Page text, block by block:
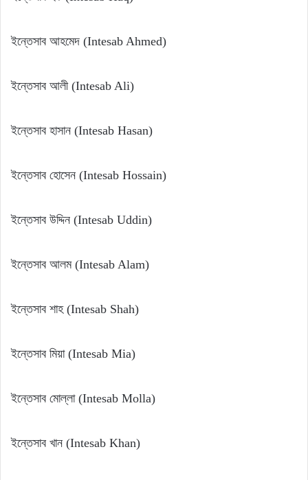
ইন্তেসাব আহমেদ (Intesab Ahmed)
ইন্তেসাব আলী (Intesab Ali)
ইন্তেসাব হাসান (Intesab Hasan)
ইন্তেসাব হোসেন (Intesab Hossain)
ইন্তেসাব উদ্দিন (Intesab Uddin)
ইন্তেসাব আলম (Intesab Alam)
ইন্তেসাব শাহ (Intesab Shah)
ইন্তেসাব মিয়া (Intesab Mia)
ইন্তেসাব মোল্লা (Intesab Molla)
ইন্তেসাব খান (Intesab Khan)